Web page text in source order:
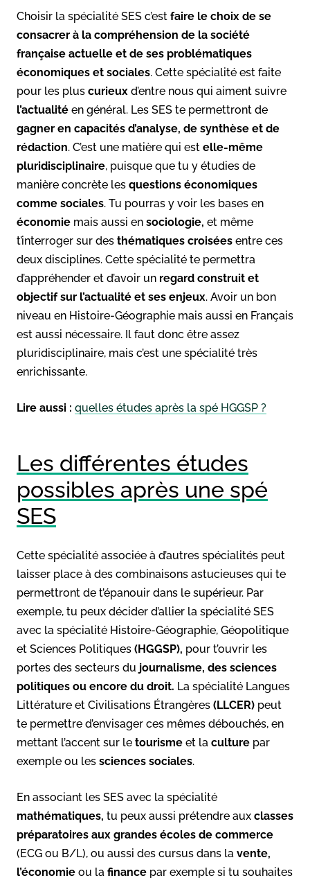
Choisir la spécialité SES c’est faire le choix de se
consacrer à la compréhension de la société
française actuelle et de ses problématiques
économiques et sociales. Cette spécialité est faite
pour les plus curieux d’entre nous qui aiment suivre
l’actualité en général. Les SES te permettront de
gagner en capacités d’analyse, de synthèse et de
rédaction. C’est une matière qui est elle-même
pluridisciplinaire, puisque que tu y étudies de
manière concrète les questions économiques
comme sociales. Tu pourras y voir les bases en
économie mais aussi en sociologie, et même
t’interroger sur des thématiques croisées entre ces
deux disciplines. Cette spécialité te permettra
d’appréhender et d’avoir un regard construit et
objectif sur l’actualité et ses enjeux. Avoir un bon
niveau en Histoire-Géographie mais aussi en Français
est aussi nécessaire. Il faut donc être assez
pluridisciplinaire, mais c’est une spécialité très
enrichissante.
Lire aussi : quelles études après la spé HGGSP ?
Les différentes études
possibles après une spé
SES
Cette spécialité associée à d’autres spécialités peut
laisser place à des combinaisons astucieuses qui te
permettront de t’épanouir dans le supérieur. Par
exemple, tu peux décider d’allier la spécialité SES
avec la spécialité Histoire-Géographie, Géopolitique
et Sciences Politiques (HGGSP), pour t’ouvrir les
portes des secteurs du journalisme, des sciences
politiques ou encore du droit. La spécialité Langues
Littérature et Civilisations Étrangères (LLCER) peut
te permettre d’envisager ces mêmes débouchés, en
mettant l’accent sur le tourisme et la culture par
exemple ou les sciences sociales.
En associant les SES avec la spécialité
mathématiques, tu peux aussi prétendre aux classes
préparatoires aux grandes écoles de commerce
(ECG ou B/L), ou aussi des cursus dans la vente,
l’économie ou la finance par exemple si tu souhaites